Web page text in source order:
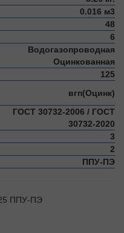
0.016 м3
48
6
Водогазопроводная
Оцинкованная
125
вгп(Оцинк)
ГОСТ 30732-2006 / ГОСТ
30732-2020
3
2
ППУ-ПЭ